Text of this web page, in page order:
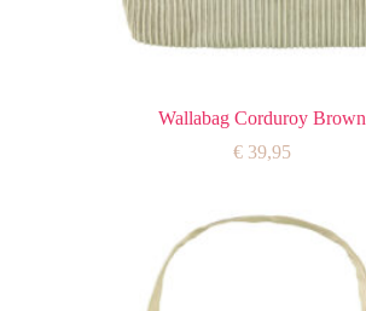
Wallabag Corduroy Brown
€ 39,95